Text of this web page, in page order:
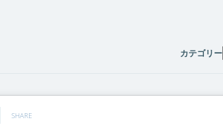
カテゴリー
SHARE